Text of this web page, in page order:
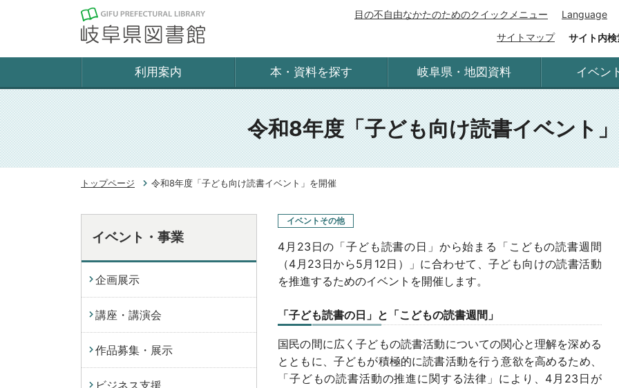
目の不自由なかたのためのクイックメニュー
Language
サイトマップ
サイト内検
利用案内 本・資料を探す 岐阜県・地図資料 イベン
令和8年度「子ども向け読書イベント
トップページ 令和8年度「子ども向け読書イベント」を開催
イベントその他
4月23日の「子ども読書の日」から始まる「こどもの読書週間
（4月23日から5月12日）」に合わせて、子ども向けの読書活動
を推進するためのイベントを開催します。
「子ども読書の日」と「こどもの読書週間」
国民の間に広く子どもの読書活動についての関心と理解を深める
とともに、子どもが積極的に読書活動を行う意欲を高めるため、
「子どもの読書活動の推進に関する法律」により、4月23日が
イベント・事業
企画展示
講座・講演会
作品募集・展示
ビジネス支援